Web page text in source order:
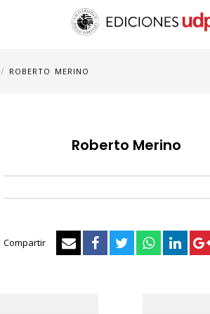
/ ROBERTO MERINO
Roberto Merino
Compartir